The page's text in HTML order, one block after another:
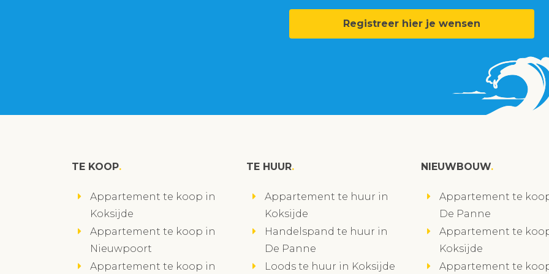
Registreer hier je wensen
TE KOOP
Appartement te koop in
Koksijde
Appartement te koop in
Nieuwpoort
Appartement te koop in
TE HUUR
Appartement te huur in
Koksijde
Handelspand te huur in
De Panne
Loods te huur in Koksijde
NIEUWBOUW
Appartement te
De Panne
Appartement te
Koksijde
Appartement te